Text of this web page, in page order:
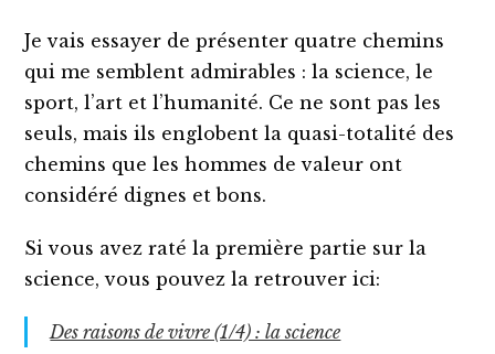
Je vais essayer de présenter quatre chemins
qui me semblent admirables : la science, le
sport, l’art et l’humanité. Ce ne sont pas les
seuls, mais ils englobent la quasi-totalité des
chemins que les hommes de valeur ont
considéré dignes et bons.
Si vous avez raté la première partie sur la
science, vous pouvez la retrouver ici:
Des raisons de vivre (1/4) : la science